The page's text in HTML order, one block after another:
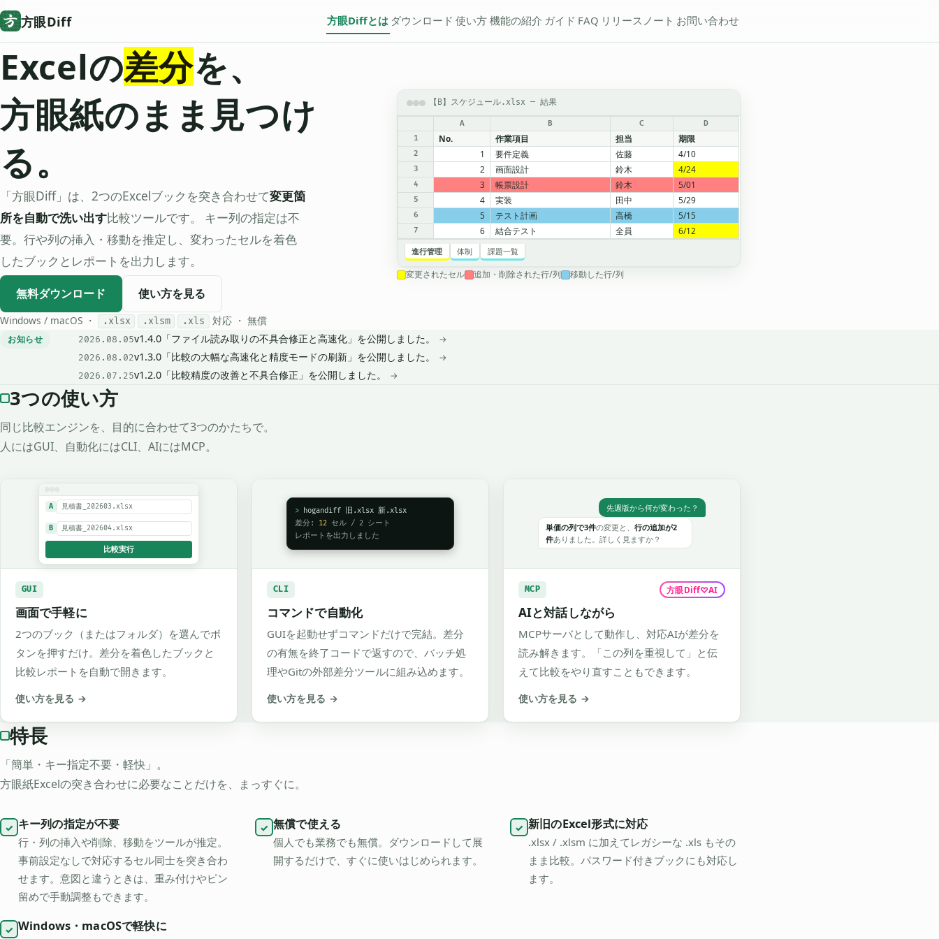
方眼Diff 方眼Diffとは ダウンロード 使い方 機能の紹介 ガイド FAQ リリースノート お問い合わせ
Excelの差分を、
方眼紙のまま見つけ
る。
「方眼Diff」は、2つのExcelブックを突き合わせて変更箇
所を自動で洗い出す比較ツールです。 キー列の指定は不
要。行や列の挿入・移動を推定し、変わったセルを着色
したブックとレポートを出力します。
無料ダウンロード 使い方を見る
Windows / macOS ・ .xlsx .xlsm .xls 対応 ・ 無償
【B】スケジュール.xlsx — 結果
A B C
D
1
No. 作業項目 担当 期限
2 1 要件定義 佐藤 4/10
3 2 画面設計 鈴木 4/24
4 3 帳票設計 鈴木 5/01
5 4 実装 田中 5/29
6 5 テスト計画 高橋 5/15
7 6 結合テスト 全員 6/12
進行管理 体制 課題一覧
変更されたセル 追加・削除された行/列 移動した行/列
お知らせ 2026.08.05v1.4.0「ファイル読み取りの不具合修正と高速化」を公開しました。 →
2026.08.02v1.3.0「比較の大幅な高速化と精度モードの刷新」を公開しました。 →
2026.07.25v1.2.0「比較精度の改善と不具合修正」を公開しました。 →
3つの使い方
同じ比較エンジンを、目的に合わせて3つのかたちで。
人にはGUI、自動化にはCLI、AIにはMCP。
A 見積書_202603.xlsx
B 見積書_202604.xlsx
比較実行
GUI
画面で手軽に
2つのブック（またはフォルダ）を選んでボ
タンを押すだけ。差分を着色したブックと
比較レポートを自動で開きます。
使い方を見る →
> hogandiff 旧.xlsx 新.xlsx
差分: 12 セル / 2 シート
レポートを出力しました
CLI
コマンドで自動化
GUIを起動せずコマンドだけで完結。差分
の有無を終了コードで返すので、バッチ処
理やGitの外部差分ツールに組み込めます。
使い方を見る →
先週版から何が変わった？
単価の列で3件の変更と、行の追加が2
件ありました。詳しく見ますか？
MCP 方眼Diff♡AI
AIと対話しながら
MCPサーバとして動作し、対応AIが差分を
読み解きます。「この列を重視して」と伝
えて比較をやり直すこともできます。
使い方を見る →
特長
「簡単・キー指定不要・軽快」。
方眼紙Excelの突き合わせに必要なことだけを、まっすぐに。
✓ キー列の指定が不要
行・列の挿入や削除、移動をツールが推定。
事前設定なしで対応するセル同士を突き合わ
せます。意図と違うときは、重み付けやピン
留めで手動調整もできます。
✓ 無償で使える
個人でも業務でも無償。ダウンロードして展
開するだけで、すぐに使いはじめられます。
✓ 新旧のExcel形式に対応
.xlsx / .xlsm に加えてレガシーな .xls もその
まま比較。パスワード付きブックにも対応し
ます。
✓ Windows・macOSで軽快に